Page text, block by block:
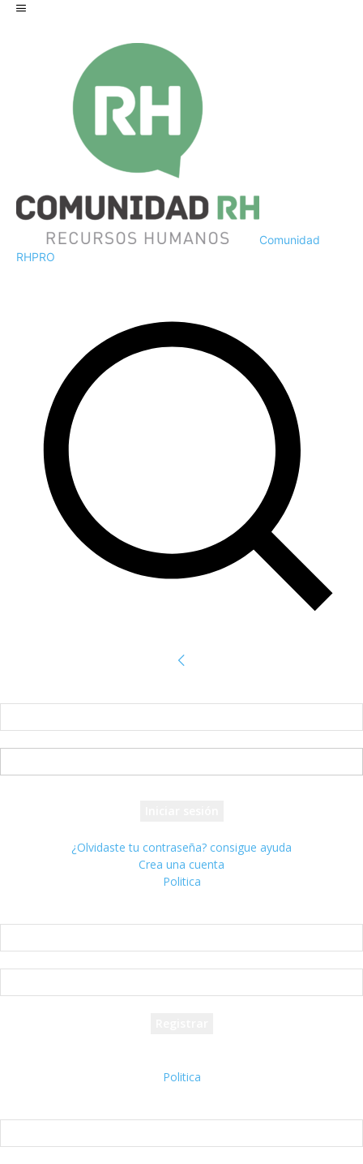
Comunidad
RHPRO
¿Olvidaste tu contraseña? consigue ayuda
Crea una cuenta
Politica
Politica